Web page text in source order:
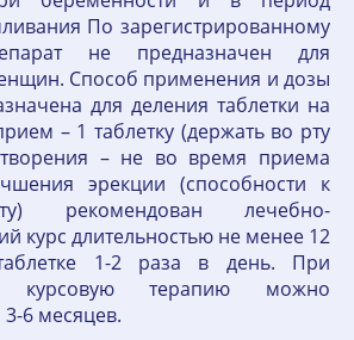
По зарегистрированному
не предназначен для
Способ применения и дозы
для деления таблетки на
– 1 таблетку (держать во рту
– не во время приема
эрекции (способности к
рекомендован лечебно-
курс длительностью не менее 12
1-2 раза в день. При
курсовую терапию можно
6 месяцев.